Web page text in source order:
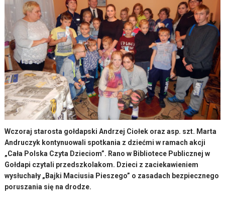
Wczoraj starosta gołdapski Andrzej Ciołek oraz asp. szt. Marta
Andruczyk kontynuowali spotkania z dziećmi w ramach akcji
„Cała Polska Czyta Dzieciom”. Rano w Bibliotece Publicznej w
Gołdapi czytali przedszkolakom. Dzieci z zaciekawieniem
wysłuchały „Bajki Maciusia Pieszego” o zasadach bezpiecznego
poruszania się na drodze.